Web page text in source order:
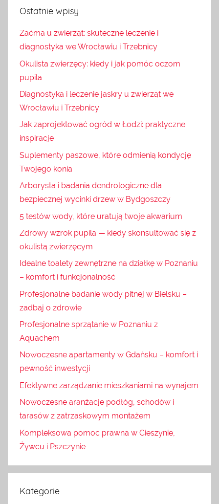
Ostatnie wpisy
Zaćma u zwierząt: skuteczne leczenie i
diagnostyka we Wrocławiu i Trzebnicy
Okulista zwierzęcy: kiedy i jak pomóc oczom
pupila
Diagnostyka i leczenie jaskry u zwierząt we
Wrocławiu i Trzebnicy
Jak zaprojektować ogród w Łodzi: praktyczne
inspiracje
Suplementy paszowe, które odmienią kondycję
Twojego konia
Arborysta i badania dendrologiczne dla
bezpiecznej wycinki drzew w Bydgoszczy
5 testów wody, które uratują twoje akwarium
Zdrowy wzrok pupila — kiedy skonsultować się z
okulistą zwierzęcym
Idealne toalety zewnętrzne na działkę w Poznaniu
– komfort i funkcjonalność
Profesjonalne badanie wody pitnej w Bielsku –
zadbaj o zdrowie
Profesjonalne sprzątanie w Poznaniu z
Aquachem
Nowoczesne apartamenty w Gdańsku – komfort i
pewność inwestycji
Efektywne zarządzanie mieszkaniami na wynajem
Nowoczesne aranżacje podłóg, schodów i
tarasów z zatrzaskowym montażem
Kompleksowa pomoc prawna w Cieszynie,
Żywcu i Pszczynie
Kategorie